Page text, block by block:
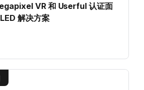
VR 和 Userful 认证面
解决方案